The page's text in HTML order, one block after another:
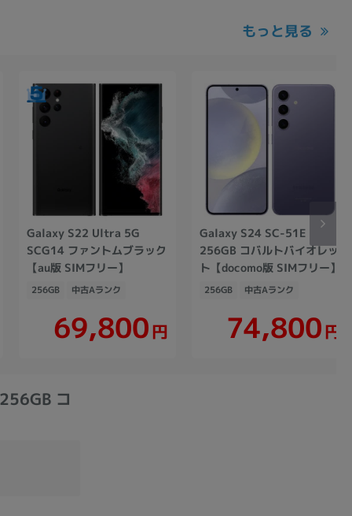
もっと見る
Galaxy S22 Ultra 5G
SCG14 ファントムブラック
【au版 SIMフリー】
256GB 中古Aランク
69,800円
Galaxy S24 SC-51E
256GB コバルトバイオレッ
ト【docomo版 SIMフリー】
256GB 中古Aランク
74,800円
コ